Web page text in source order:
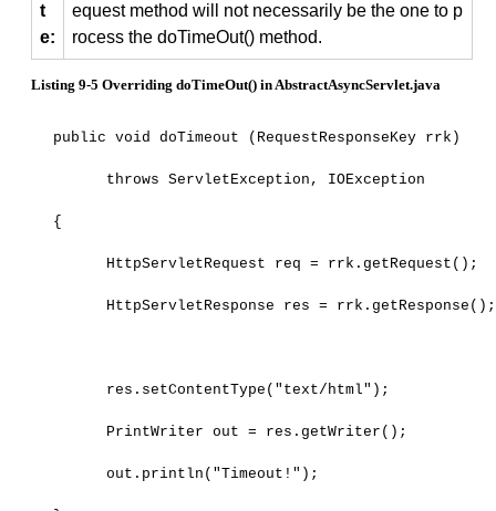
t
e:
equest method will not necessarily be the one to p
rocess the doTimeOut() method.
Listing 9-5 Overriding doTimeOut() in AbstractAsyncServlet.java
public void doTimeout (RequestResponseKey rrk)
throws ServletException, IOException
{
HttpServletRequest req = rrk.getRequest();
HttpServletResponse res = rrk.getResponse();
res.setContentType("text/html");
PrintWriter out = res.getWriter();
out.println("Timeout!");